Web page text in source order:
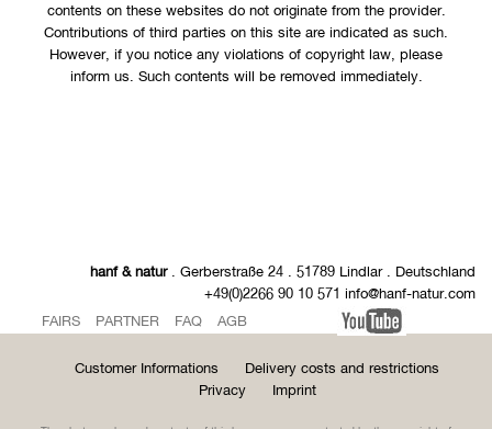
contents on these websites do not originate from the provider.
Contributions of third parties on this site are indicated as such.
However, if you notice any violations of copyright law, please
inform us. Such contents will be removed immediately.
hanf & natur. Gerberstraße 24 . 51789 Lindlar . Deutschland
+49(0)2266 90 10 571 info@hanf-natur.com
FAIRS
PARTNER FAQ AGB
Customer Informations
Delivery costs and restrictions
Privacy
Imprint